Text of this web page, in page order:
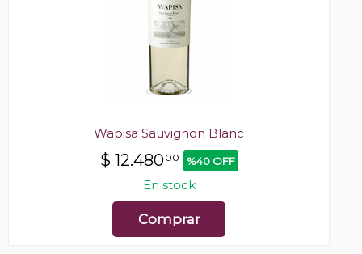
Wapisa Sauvignon Blanc
$ 12.48000 %40 OFF
En stock
Comprar